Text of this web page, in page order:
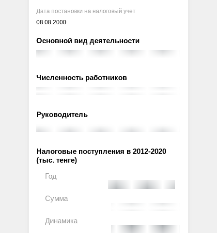
Дата постановки на налоговый учет
08.08.2000
Основной вид деятельности
Численность работников
Руководитель
Налоговые поступления в 2012-2020
(тыс. тенге)